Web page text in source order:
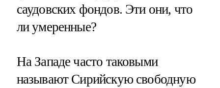
саудовских фондов. Эти они, что
ли умеренные?
На Западе часто таковыми
называют Сирийскую свободную